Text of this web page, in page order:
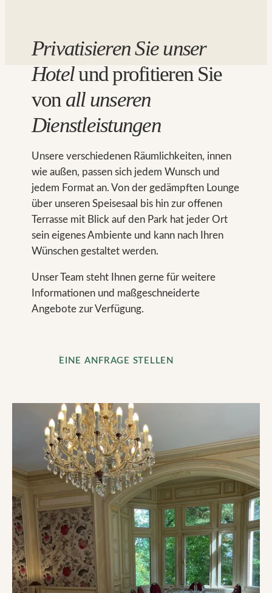
Privatisieren Sie unser
Hotelund profitieren Sie
von all unseren
Dienstleistungen
Unsere verschiedenen Räumlichkeiten, innen
wie außen, passen sich jedem Wunsch und
jedem Format an. Von der gedämpften Lounge
über unseren Speisesaal bis hin zur offenen
Terrasse mit Blick auf den Park hat jeder Ort
sein eigenes Ambiente und kann nach Ihren
Wünschen gestaltet werden.
Unser Team steht Ihnen gerne für weitere
Informationen und maßgeschneiderte
Angebote zur Verfügung.
EINE ANFRAGE STELLEN